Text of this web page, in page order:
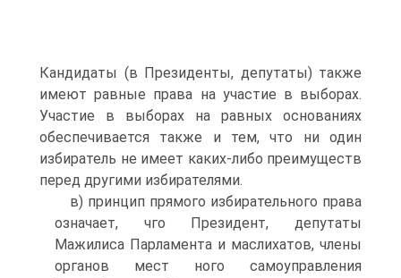
Кандидаты (в Президенты, депутаты) также
имеют равные права на участие в выборах.
Участие в выборах на равных основаниях
обеспечивается также и тем, что ни один
избиратель не имеет каких-либо преимуществ
перед другими избирателями.
в) принцип прямого избирательного права
означает, чго Президент, депутаты
Мажилиса Парламента и маслихатов, члены
органов мест ного самоуправления